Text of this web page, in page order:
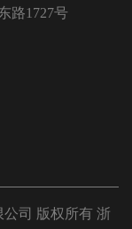
路1727号
公司 版权所有 浙